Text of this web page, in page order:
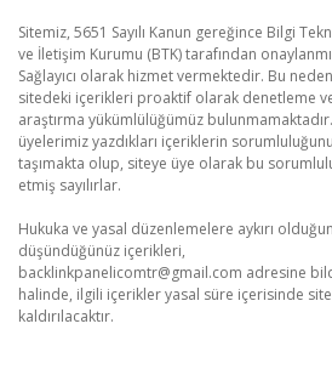
Sitemiz, 5651 Sayılı Kanun gereğince Bilgi
ve İletişim Kurumu (BTK) tarafından
Sağlayıcı olarak hizmet vermektedir. Bu
sitedeki içerikleri proaktif olarak denetleme
araştırma yükümlülüğümüz
üyelerimiz yazdıkları içeriklerin sorumluluğunu
taşımakta olup, siteye üye olarak bu
etmiş sayılırlar.
Hukuka ve yasal düzenlemelere aykırı
düşündüğünüz içerikleri,
backlinkpanelicomtr@gmail.com adresine
halinde, ilgili içerikler yasal süre içerisinde
kaldırılacaktır.